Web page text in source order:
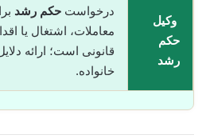
وکیل
حکم
رشد
درخواست حکم رشد
معاملات، اشتغال یا
قانونی است؛ ارائه
خانواده.